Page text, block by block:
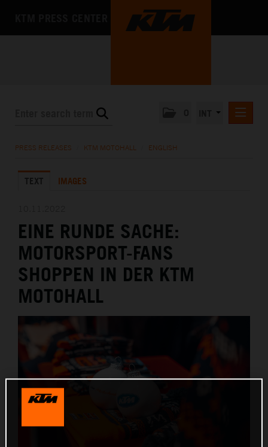
KTM X-BOW
DEUTSCH
ENGLISH
MEDIA
THE COMPANY
PRESS RELEASES KTM MOTOHALL ENGLISH
TEXT IMAGES
EINE RUNDE SACHE:
MOTORSPORT-FANS
SHOPPEN IN DER KTM
MOTOHALL